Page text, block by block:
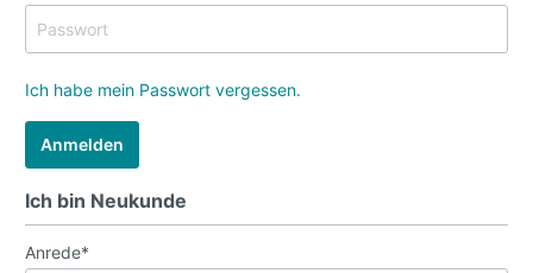
Ich habe mein Passwort vergessen.
Anmelden
Ich bin Neukunde
Anrede*